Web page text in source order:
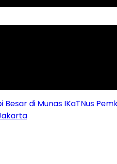
di Munas IKaTNus